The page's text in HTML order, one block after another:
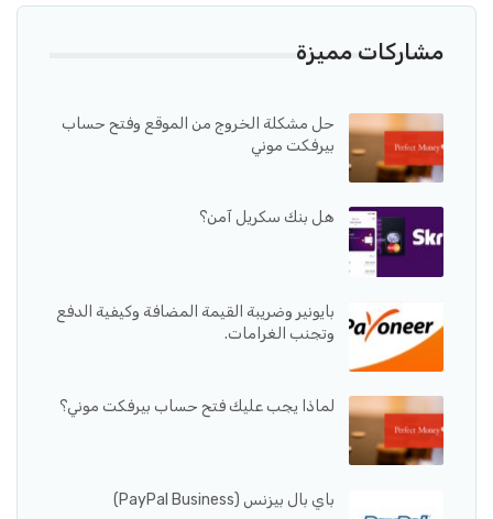
مشاركات مميزة
حل مشكلة الخروج من الموقع وفتح حساب
بيرفكت موني
هل بنك سكريل آمن؟
بايونير وضريبة القيمة المضافة وكيفية الدفع
وتجنب الغرامات.
لماذا يجب عليك فتح حساب بيرفكت موني؟
باي بال بيزنس (PayPal Business)